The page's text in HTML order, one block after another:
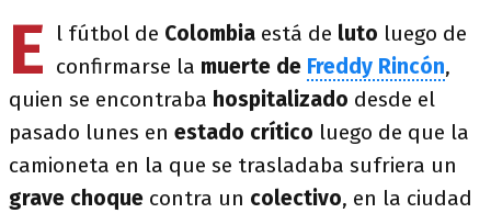
E l fútbol de Colombia está de luto luego de
confirmarse la muerte de Freddy Rincón,
quien se encontraba hospitalizado desde el
pasado lunes en estado crítico luego de que la
camioneta en la que se trasladaba sufriera un
grave choque contra un colectivo, en la ciudad